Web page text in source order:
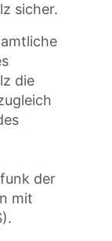
sicher.
die
der
mit